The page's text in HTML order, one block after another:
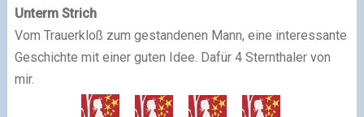
Unterm Strich
Vom Trauerkloß zum gestandenen Mann, eine interessante
Geschichte mit einer guten Idee. Dafür 4 Sternthaler von
mir.